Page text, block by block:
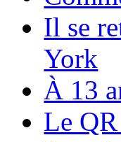
Il se
York
À 13
Le